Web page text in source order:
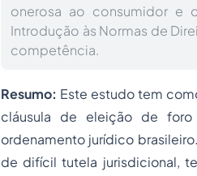
onerosa ao consumidor e
Introdução às Normas de
competência.
Resumo: Este estudo tem
cláusula de eleição de
ordenamento jurídico
de difícil tutela jurisdicional,